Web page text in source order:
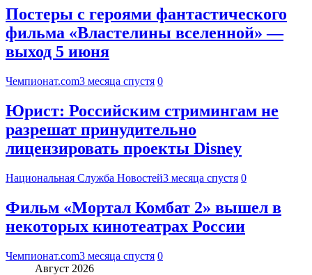
Постеры с героями фантастического
фильма «Властелины вселенной» —
выход 5 июня
Чемпионат.com3 месяца спустя 0
Юрист: Российским стримингам не
разрешат принудительно
лицензировать проекты Disney
Национальная Служба Новостей3 месяца спустя 0
Фильм «Мортал Комбат 2» вышел в
некоторых кинотеатрах России
Чемпионат.com3 месяца спустя 0
Август 2026